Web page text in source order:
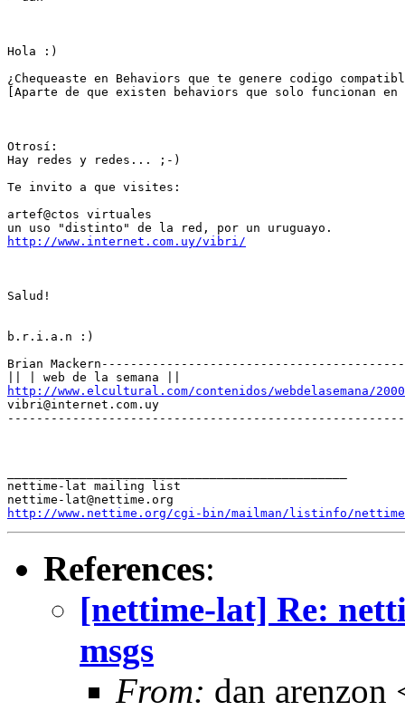
Hola :)
¿Chequeaste en Behaviors que te genere codigo
[Aparte de que existen behaviors que solo funcionan
Otrosí:
Hay redes y redes... ;-)
Te invito a que visites:
artef@ctos virtuales
http://www.internet.com.uy/vibri/
Salud!
b.r.i.a.n :)
Brian
http://www.elcultural.com/contenidos/webdelasemana/
vibri@internet.com.uy
nettime-lat mailing list
http://www.nettime.org/cgi-bin/mailman/listinfo/
References:
[nettime-lat] Re:
msgs
From: dan arenzon